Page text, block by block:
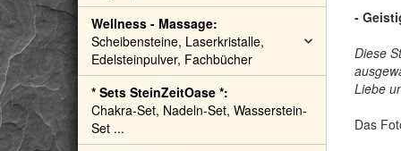
-
Diese
Liebe
Das
Wellness - Massage:
Scheibensteine, Laserkristalle,
Edelsteinpulver, Fachbücher
* Sets SteinZeitOase *:
Chakra-Set, Nadeln-Set, Wasserstein-
Set ...